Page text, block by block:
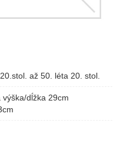
až 50. léta 20. stol.
výška/dĺžka 29cm